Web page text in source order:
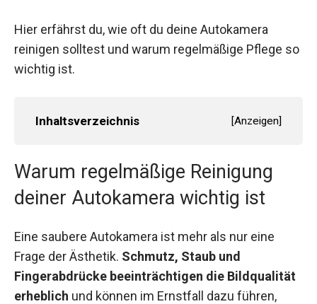
Hier erfährst du, wie oft du deine Autokamera
reinigen solltest und warum regelmäßige Pflege so
wichtig ist.
Inhaltsverzeichnis [Anzeigen]
Warum regelmäßige Reinigung
deiner Autokamera wichtig ist
Eine saubere Autokamera ist mehr als nur eine
Frage der Ästhetik. Schmutz, Staub und
Fingerabdrücke beeinträchtigen die Bildqualität
erheblich und können im Ernstfall dazu führen,